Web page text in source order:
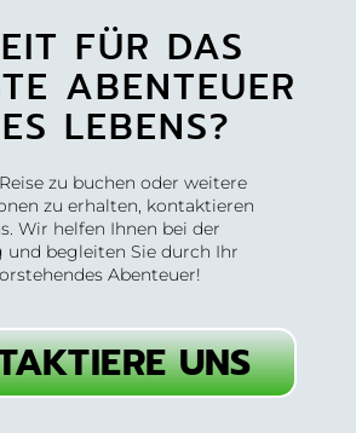
FÜR DAS
ABENTEUER
LEBENS?
zu buchen oder weitere
zu erhalten, kontaktieren
Wir helfen Ihnen bei der
und begleiten Sie durch Ihr
Abenteuer!
UNS